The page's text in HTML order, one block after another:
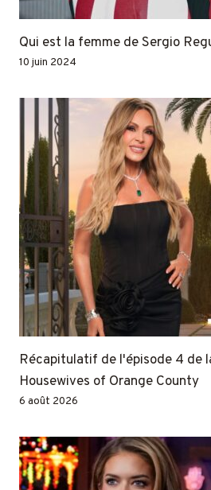
Qui est la femme de Sergio
10 juin 2024
Récapitulatif de l'épisode 4 de
Housewives of Orange County
6 août 2026